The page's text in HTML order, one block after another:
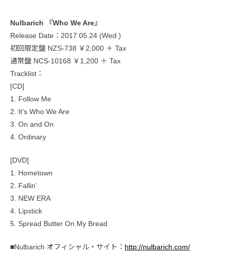
Nulbarich 『Who We Are』
Release Date：2017.05.24 (Wed.)
初回限定盤 NZS-738 ￥2,000 ＋ Tax
通常盤 NCS-10168 ￥1,200 ＋ Tax
Tracklist：
[CD]
1. Follow Me
2. It’s Who We Are
3. On and On
4. Ordinary
[DVD]
1. Hometown
2. Fallin’
3. NEW ERA
4. Lipstick
5. Spread Butter On My Bread
■Nulbarich オフィシャル・サイト： http://nulbarich.com/